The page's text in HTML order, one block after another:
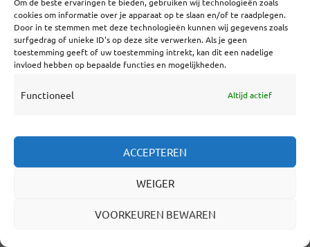
cookies om informatie over je apparaat op te slaan en/of te raadplegen.
Door in te stemmen met deze technologieën kunnen wij gegevens zoals
surfgedrag of unieke ID's op deze site verwerken. Als je geen
toestemming geeft of uw toestemming intrekt, kan dit een nadelige
invloed hebben op bepaalde functies en mogelijkheden.
Functioneel Altijd actief
ACCEPTEREN
WEIGER
VOORKEUREN BEWAREN
DOORHENRI DROST INALLEEN VOOR LEDEN,OPERA
21 NOVEMBER 2013
4 MINUTEN LEESTIJD
‘Geef mij een boodschappenlijstje en ik zal het
op muziek zetten,’ schijnt de Italiaanse
hebben. Misschien apocrief, maar wel passend
bij de man die sneller componeerde dan
muzikanten zijn partituren konden instuderen.